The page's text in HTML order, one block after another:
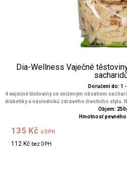
Dia-Wellness Vaječné
Doručení do: 1
4 vaječné těstoviny se sníženým obsahem
diabetiky a následníků zdravého životního stylu.
Objem:
Hmotnosť
135 Kč s DPH
112 Kč bez DPH